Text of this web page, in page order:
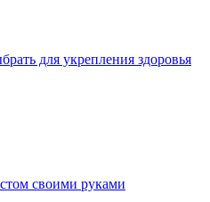
для укрепления здоровья
своими руками